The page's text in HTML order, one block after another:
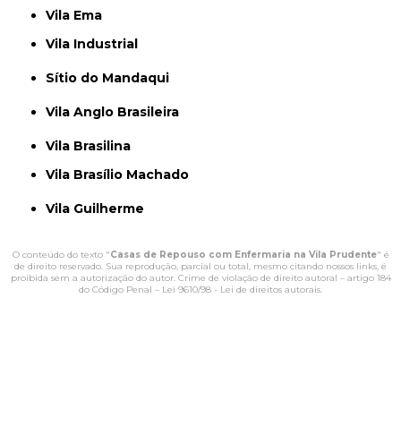
Vila Ema
Vila Industrial
Sítio do Mandaqui
Vila Anglo Brasileira
Vila Brasilina
Vila Brasílio Machado
Vila Guilherme
O conteúdo do texto "Casas de Repouso com Enfermaria na Vila Prudente" é
de direito reservado. Sua reprodução, parcial ou total, mesmo citando nossos links, é
proibida sem a autorização do autor. Crime de violação de direito autoral – artigo 184
do Código Penal – Lei 9610/98 - Lei de direitos autorais.